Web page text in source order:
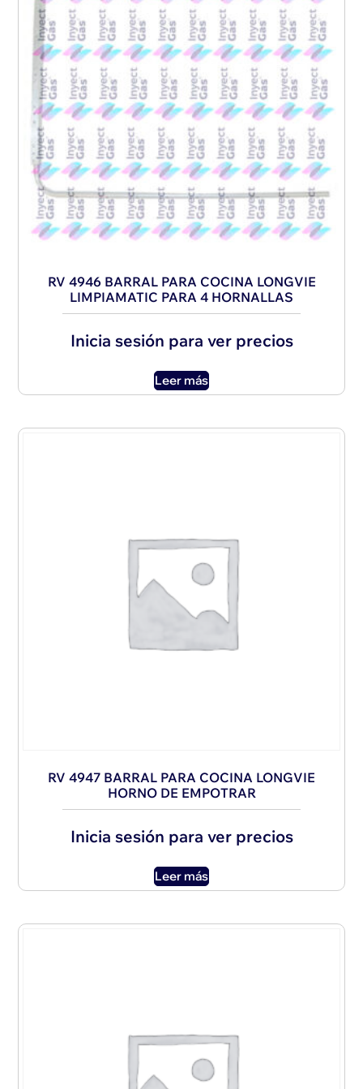
RV 4946 BARRAL PARA COCINA LONGVIE
LIMPIAMATIC PARA 4 HORNALLAS
Inicia sesión para ver precios
Leer más
RV 4947 BARRAL PARA COCINA LONGVIE
HORNO DE EMPOTRAR
Inicia sesión para ver precios
Leer más